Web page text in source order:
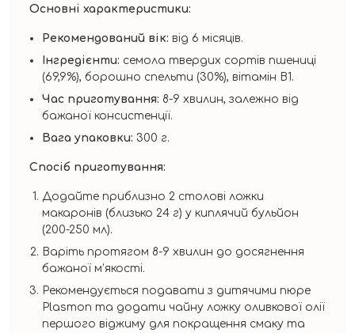
Основні характеристики:
Рекомендований вік: від 6 місяців.
Інгредієнти: семола твердих сортів пшениці
(69,9%), борошно спельти (30%), вітамін B1.
Час приготування: 8-9 хвилин, залежно від
бажаної консистенції.
Вага упаковки: 300 г.
Спосіб приготування:
Додайте приблизно 2 столові ложки
макаронів (близько 24 г) у киплячий бульйон
(200-250 мл).
Варіть протягом 8-9 хвилин до досягнення
бажаної м’якості.
Рекомендується подавати з дитячими пюре
Plasmon та додати чайну ложку оливкової олії
першого віджиму для покращення смаку та